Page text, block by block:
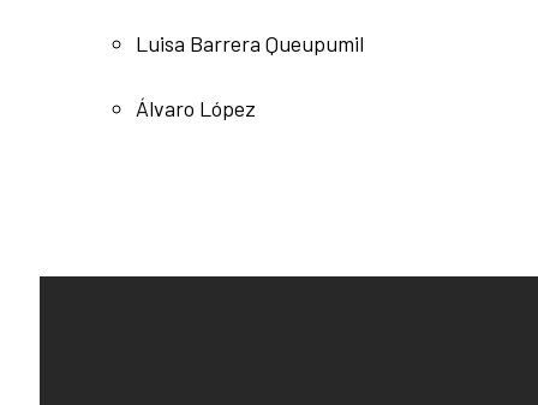
Luisa Barrera Queupumil
Álvaro López